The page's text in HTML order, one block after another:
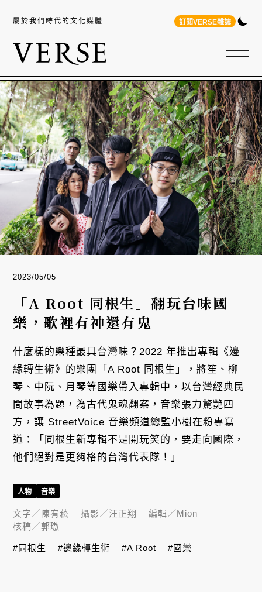
屬於我們時代的文化媒體 訂閱VERSE雜誌
2023/05/05
「A Root 同根生」翻玩台味國
樂，歌裡有神還有鬼
什麼樣的樂種最具台灣味？2022 年推出專輯《邊
緣轉生術》的樂團「A Root 同根生」，將笙、柳
琴、中阮、月琴等國樂帶入專輯中，以台灣經典民
間故事為題，為古代鬼魂翻案，音樂張力驚艷四
方，讓 StreetVoice 音樂頻道總監小樹在粉專寫
道：「同根生新專輯不是開玩笑的，要走向國際，
他們絕對是更夠格的台灣代表隊！」
人物 音樂
文字／ 陳宥菘 攝影／汪正翔 編輯／Mion
核稿／郭璈
#同根生 #邊緣轉生術 #A Root #國樂